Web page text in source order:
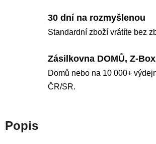
30 dní na rozmyšlenou
Standardní zboží vrátíte bez
Zásilkovna DOMŮ, Z-Box
Domů nebo na 10 000+
ČR/SR.
Popis